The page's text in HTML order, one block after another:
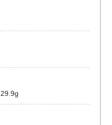
29.9g